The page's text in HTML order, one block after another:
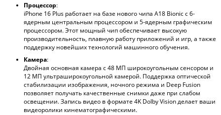
Процессор:
iPhone 16 Plus работает на базе нового чипа A18 Bionic с 6-
ядерным центральным процессором и 5-ядерным графическим
процессором. Этот мощный чип обеспечивает высокую
производительность, плавную работу приложений и игр, а также
поддержку новейших технологий машинного обучения.
Камера:
Двойная основная камера с 48 МП широкоугольным сенсором и
12 МП ультраширокоугольной камерой. Поддержка оптической
стабилизации изображения, ночного режима и Deep Fusion
позволяет получать качественные снимки даже при слабом
освещении. Запись видео в формате 4K Dolby Vision делает ваши
видеоролики кинематографическими.